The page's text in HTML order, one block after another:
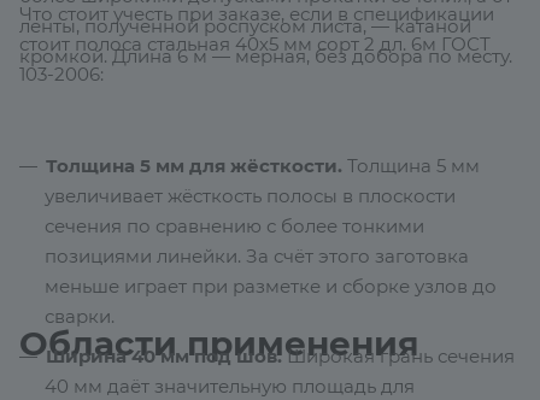
ленты, полученной роспуском листа, — катаной
кромкой. Длина 6 м — мерная, без добора по месту.
Что стоит учесть при заказе, если в спецификации
стоит полоса стальная 40х5 мм сорт 2 дл. 6м ГОСТ
103-2006:
Толщина 5 мм для жёсткости. Толщина 5 мм
увеличивает жёсткость полосы в плоскости
сечения по сравнению с более тонкими
позициями линейки. За счёт этого заготовка
меньше играет при разметке и сборке узлов до
сварки.
Ширина 40 мм под шов.Широкая грань сечения
40 мм даёт значительную площадь для
Области применения